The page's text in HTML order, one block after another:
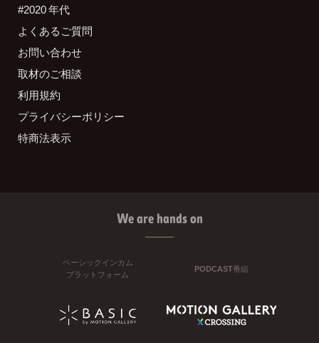
#2020 年代
よくあるご質問
お問い合わせ
取材のご相談
利用規約
プライバシーポリシー
特商法表示
We are hands on
ベーシックインカム
プラットフォーム
PODCAST番組